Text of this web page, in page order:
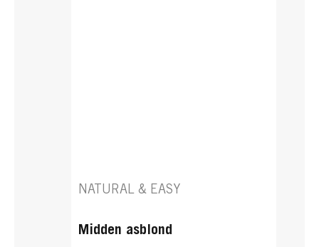
NATURAL & EASY
Midden asblond